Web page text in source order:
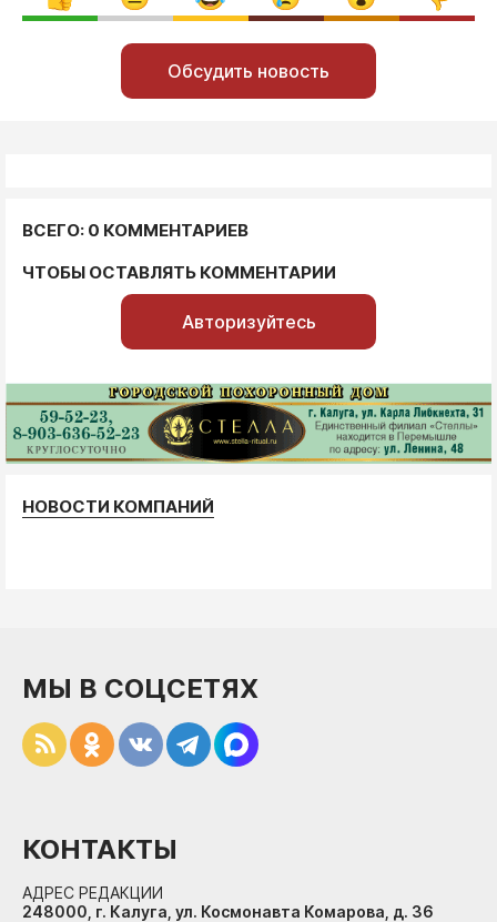
Обсудить новость
ВСЕГО: 0 КОММЕНТАРИЕВ
ЧТОБЫ ОСТАВЛЯТЬ КОММЕНТАРИИ
Авторизуйтесь
НОВОСТИ КОМПАНИЙ
МЫ В СОЦСЕТЯХ
КОНТАКТЫ
АДРЕС РЕДАКЦИИ
248000, г. Калуга, ул. Космонавта Комарова, д. 36